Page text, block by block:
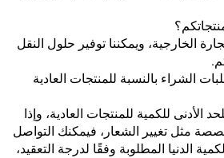
الخارجية، ويمكننا توفير حلول النقل
الشراء بالنسبة للمنتجات العادية
الأدنى للكمية للمنتجات العادية، وإذا
مثل تغيير الشعار، فيمكنك التواصل
الدنيا المطلوبة وفقًا لدرجة التعقيد،